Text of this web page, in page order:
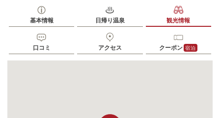
基本情報 日帰り温泉 観光情報
口コミ アクセス クーポン 宿泊